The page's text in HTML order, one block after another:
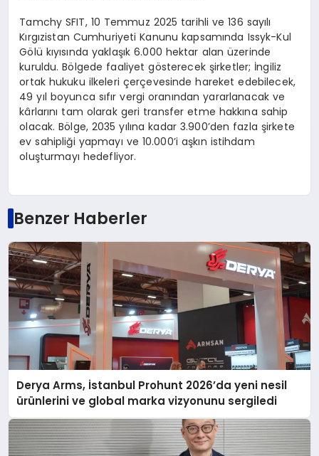
Tamchy SFIT, 10 Temmuz 2025 tarihli ve 136 sayılı
Kırgızistan Cumhuriyeti Kanunu kapsamında Issyk-Kul
Gölü kıyısında yaklaşık 6.000 hektar alan üzerinde
kuruldu. Bölgede faaliyet gösterecek şirketler; İngiliz
ortak hukuku ilkeleri çerçevesinde hareket edebilecek,
49 yıl boyunca sıfır vergi oranından yararlanacak ve
kârlarını tam olarak geri transfer etme hakkına sahip
olacak. Bölge, 2035 yılına kadar 3.900’den fazla şirkete
ev sahipliği yapmayı ve 10.000’i aşkın istihdam
oluşturmayı hedefliyor.
Benzer Haberler
Derya Arms, İstanbul Prohunt 2026’da yeni nesil
ürünlerini ve global marka vizyonunu sergiledi